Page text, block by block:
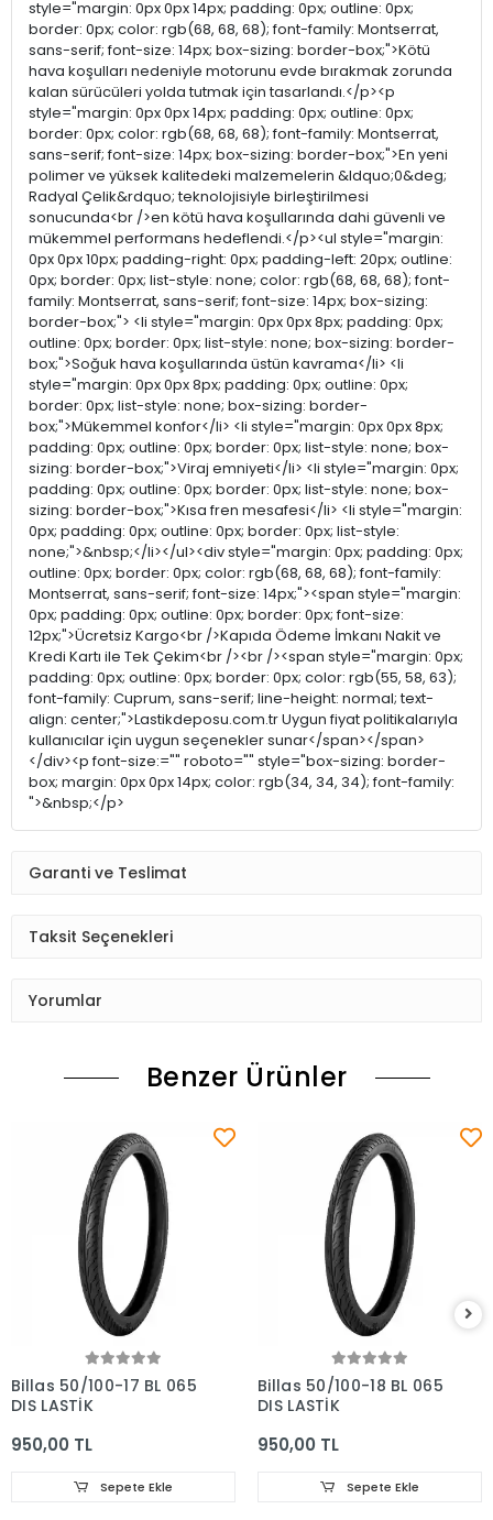
style="margin: 0px 0px 14px; padding: 0px; outline: 0px;
border: 0px; color: rgb(68, 68, 68); font-family: Montserrat,
sans-serif; font-size: 14px; box-sizing: border-box;">Kötü
hava koşulları nedeniyle motorunu evde bırakmak zorunda
kalan sürücüleri yolda tutmak için tasarlandı.</p><p
style="margin: 0px 0px 14px; padding: 0px; outline: 0px;
border: 0px; color: rgb(68, 68, 68); font-family: Montserrat,
sans-serif; font-size: 14px; box-sizing: border-box;">En yeni
polimer ve yüksek kalitedeki malzemelerin &ldquo;0&deg;
Radyal Çelik&rdquo; teknolojisiyle birleştirilmesi
sonucunda<br />en kötü hava koşullarında dahi güvenli ve
mükemmel performans hedeflendi.</p><ul style="margin:
0px 0px 10px; padding-right: 0px; padding-left: 20px; outline:
0px; border: 0px; list-style: none; color: rgb(68, 68, 68); font-
family: Montserrat, sans-serif; font-size: 14px; box-sizing:
border-box;"> <li style="margin: 0px 0px 8px; padding: 0px;
outline: 0px; border: 0px; list-style: none; box-sizing: border-
box;">Soğuk hava koşullarında üstün kavrama</li> <li
style="margin: 0px 0px 8px; padding: 0px; outline: 0px;
border: 0px; list-style: none; box-sizing: border-
box;">Mükemmel konfor</li> <li style="margin: 0px 0px 8px;
padding: 0px; outline: 0px; border: 0px; list-style: none; box-
sizing: border-box;">Viraj emniyeti</li> <li style="margin: 0px;
padding: 0px; outline: 0px; border: 0px; list-style: none; box-
sizing: border-box;">Kısa fren mesafesi</li> <li style="margin:
0px; padding: 0px; outline: 0px; border: 0px; list-style:
none;">&nbsp;</li></ul><div style="margin: 0px; padding: 0px;
outline: 0px; border: 0px; color: rgb(68, 68, 68); font-family:
Montserrat, sans-serif; font-size: 14px;"><span style="margin:
0px; padding: 0px; outline: 0px; border: 0px; font-size:
12px;">Ücretsiz Kargo<br />Kapıda Ödeme İmkanı Nakit ve
Kredi Kartı ile Tek Çekim<br /><br /><span style="margin: 0px;
padding: 0px; outline: 0px; border: 0px; color: rgb(55, 58, 63);
font-family: Cuprum, sans-serif; line-height: normal; text-
align: center;">Lastikdeposu.com.tr Uygun fiyat politikalarıyla
kullanıcılar için uygun seçenekler sunar</span></span>
</div><p font-size:="" roboto="" style="box-sizing: border-
box; margin: 0px 0px 14px; color: rgb(34, 34, 34); font-family:
">&nbsp;</p>
Garanti ve Teslimat
Taksit Seçenekleri
Yorumlar
Benzer Ürünler
Billas 50/100-17 BL 065
DIŞ LASTİK
950,00 TL
Sepete Ekle
Billas 50/100-18 BL 065
DIŞ LASTİK
950,00 TL
Sepete Ekle